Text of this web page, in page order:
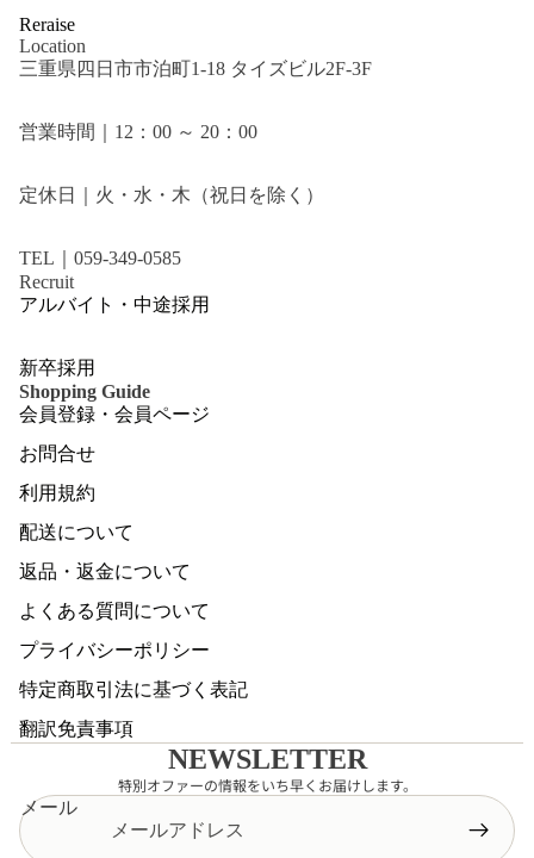
Reraise
Location
三重県四日市市泊町1-18 タイズビル2F-3F
営業時間｜12：00 ～ 20：00
定休日｜火・水・木（祝日を除く）
TEL｜059-349-0585
Recruit
アルバイト・中途採用
新卒採用
Shopping Guide
会員登録・会員ページ
お問合せ
利用規約
配送について
返品・返金について
よくある質問について
プライバシーポリシー
特定商取引法に基づく表記
翻訳免責事項
NEWSLETTER
特別オファーの情報をいち早くお届けします。
メール